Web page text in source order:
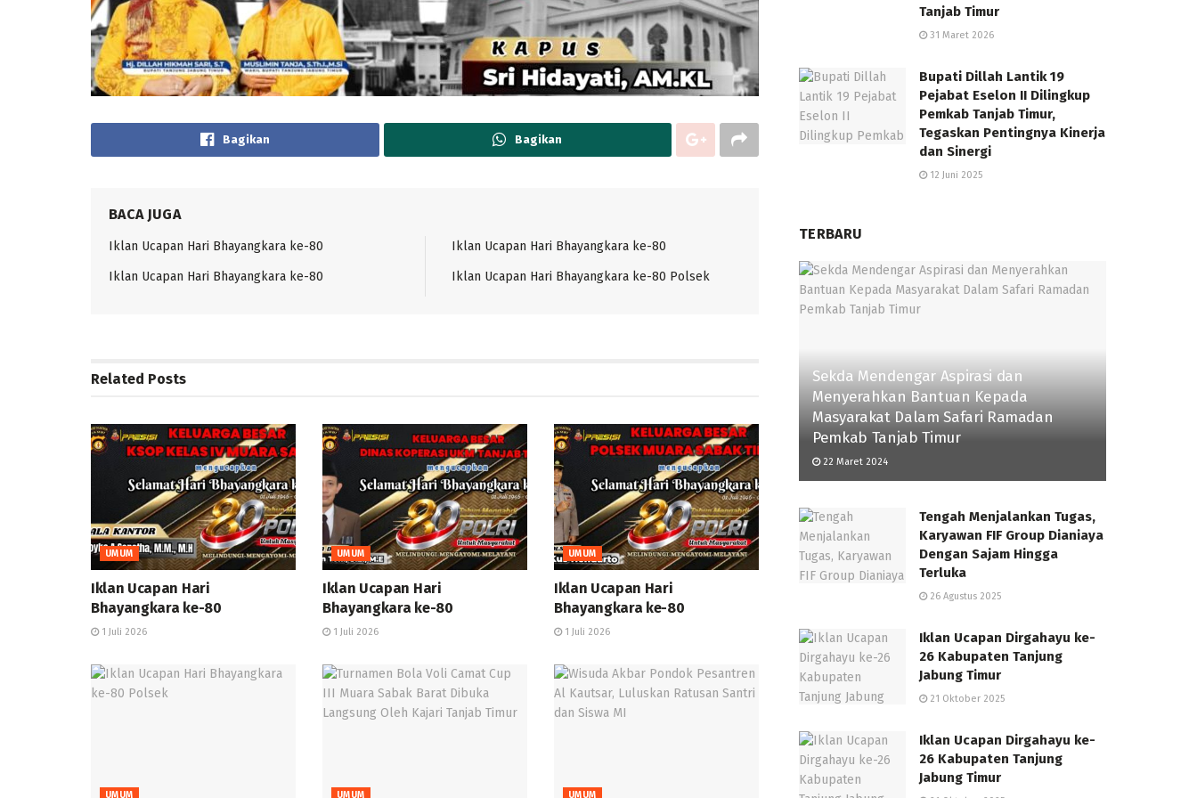
Bagikan Bagikan
BACA JUGA
Iklan Ucapan Hari Bhayangkara ke-80
Iklan Ucapan Hari Bhayangkara ke-80
Iklan Ucapan Hari Bhayangkara ke-80
Iklan Ucapan Hari Bhayangkara ke-80 Polsek
Related Posts
UMUM
Iklan Ucapan Hari
Bhayangkara ke-80
1 Juli 2026
UMUM
Iklan Ucapan Hari
Bhayangkara ke-80
1 Juli 2026
UMUM
Iklan Ucapan Hari
Bhayangkara ke-80
1 Juli 2026
UMUM UMUM UMUM
Tanjab Timur
31 Maret 2026
Bupati Dillah Lantik 19
Pejabat Eselon II Dilingkup
Pemkab Tanjab Timur,
Tegaskan Pentingnya Kinerja
dan Sinergi
12 Juni 2025
TERBARU
Sekda Mendengar Aspirasi dan
Menyerahkan Bantuan Kepada
Masyarakat Dalam Safari Ramadan
Pemkab Tanjab Timur
22 Maret 2024
Tengah Menjalankan Tugas,
Karyawan FIF Group Dianiaya
Dengan Sajam Hingga
Terluka
26 Agustus 2025
Iklan Ucapan Dirgahayu ke-
26 Kabupaten Tanjung
Jabung Timur
21 Oktober 2025
Iklan Ucapan Dirgahayu ke-
26 Kabupaten Tanjung
Jabung Timur